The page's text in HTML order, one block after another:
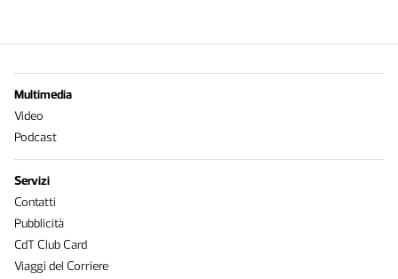
Multimedia
Video
Podcast
Servizi
Contatti
Pubblicità
CdT Club Card
Viaggi del Corriere